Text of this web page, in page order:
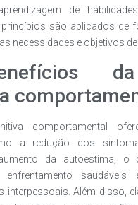
de
princípios são aplicados de
necessidades e objetivos de
comportamental
a redução dos
da autoestima, o
enfrentamento
interpessoais. Além disso,